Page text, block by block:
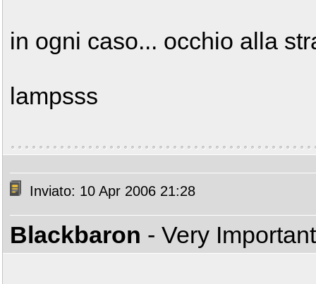
in ogni caso... occhio alla
lampsss
Inviato: 10 Apr 2006 21:28
Blackbaron - Very